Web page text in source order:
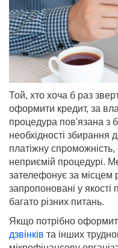
Той, хто хоча б раз
оформити кредит, за
процедура пов'язана з
необхідності збирання
платіжну спроможність,
неприємій процедурі.
зателефонує за місцем
запропоновані у якості
багато різних питань.
Якщо потрібно
дзвінків та інших